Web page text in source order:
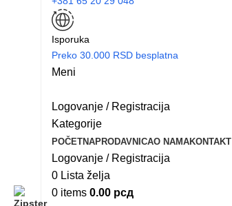
Isporuka
Preko 30.000 RSD besplatna
Meni
Logovanje / Registracija
Kategorije
POČETNAPRODAVNICAO NAMAKONTAKT
Logovanje / Registracija
0 Lista želja
0 items 0.00 рсд